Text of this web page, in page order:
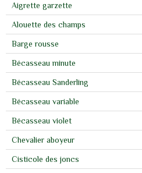
Aigrette garzette
Alouette des champs
Barge rousse
Bécasseau minute
Bécasseau Sanderling
Bécasseau variable
Bécasseau violet
Chevalier aboyeur
Cisticole des joncs